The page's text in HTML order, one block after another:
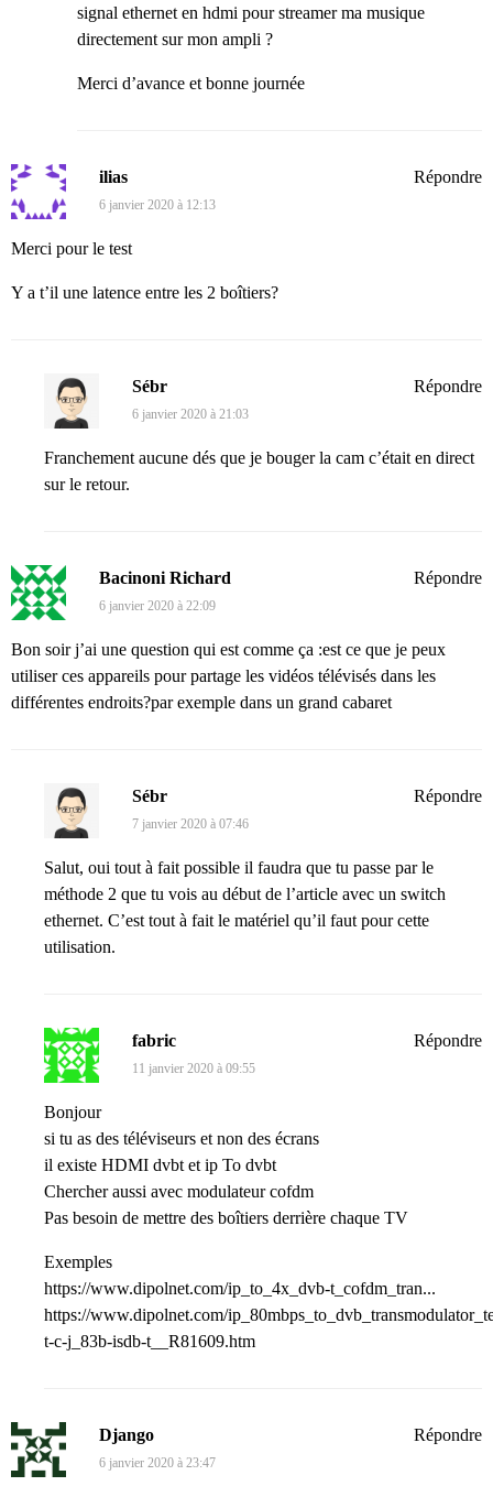
signal ethernet en hdmi pour streamer ma musique
directement sur mon ampli ?
Merci d’avance et bonne journée
ilias
6 janvier 2020 à 12:13
Merci pour le test
Y a t’il une latence entre les 2 boîtiers?
Répondre
Sébr
6 janvier 2020 à 21:03
Franchement aucune dés que je bouger la cam c’était en direct
sur le retour.
Répondre
Bacinoni Richard
6 janvier 2020 à 22:09
Bon soir j’ai une question qui est comme ça :est ce que je peux
utiliser ces appareils pour partage les vidéos télévisés dans les
différentes endroits?par exemple dans un grand cabaret
Répondre
Sébr
7 janvier 2020 à 07:46
Salut, oui tout à fait possible il faudra que tu passe par le
méthode 2 que tu vois au début de l’article avec un switch
ethernet. C’est tout à fait le matériel qu’il faut pour cette
utilisation.
Répondre
fabric
11 janvier 2020 à 09:55
Bonjour
si tu as des téléviseurs et non des écrans
il existe HDMI dvbt et ip To dvbt
Chercher aussi avec modulateur cofdm
Pas besoin de mettre des boîtiers derrière chaque TV
Exemples
https://www.dipolnet.com/ip_to_4x_dvb-t_cofdm_tran...
https://www.dipolnet.com/
t-c-j_83b-isdb-t__R81609.htm
Répondre
Django
6 janvier 2020 à 23:47
Répondre